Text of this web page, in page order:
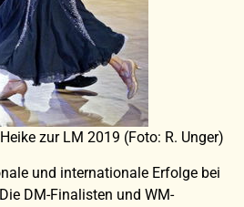
zur LM 2019 (Foto: R. Unger)
und internationale Erfolge bei
DM-Finalisten und WM-